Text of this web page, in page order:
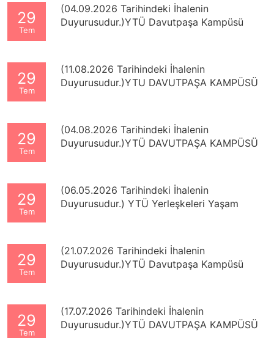
29
Tem
(04.09.2026 Tarihindeki İhalenin
Duyurusudur.)YTÜ Davutpaşa Kampüsü
29
Tem
(11.08.2026 Tarihindeki İhalenin
Duyurusudur.)YTU DAVUTPAŞA KAMPÜSÜ
TADİLAT İŞLERİ yapım işi
29
Tem
(04.08.2026 Tarihindeki İhalenin
Duyurusudur.)YTÜ DAVUTPAŞA KAMPÜSÜ
29
Tem
(06.05.2026 Tarihindeki İhalenin
Duyurusudur.) YTÜ Yerleşkeleri Yaşam
29
Tem
(21.07.2026 Tarihindeki İhalenin
Duyurusudur.)YTÜ Davutpaşa Kampüsü
29
Tem
(17.07.2026 Tarihindeki İhalenin
Duyurusudur.)YTÜ DAVUTPAŞA KAMPÜSÜ